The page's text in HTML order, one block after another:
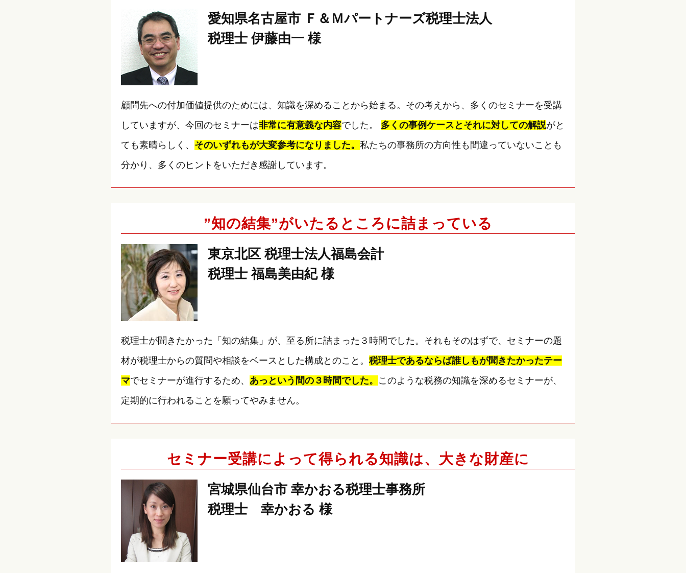
愛知県名古屋市 Ｆ＆Ｍパートナーズ税理士法人
税理士 伊藤由一 様
顧問先への付加価値提供のためには、知識を深めることから始まる。その考えから、多くのセミナーを受講
していますが、今回のセミナーは非常に有意義な内容でした。 多くの事例ケースとそれに対しての解説がと
ても素晴らしく、 そのいずれもが大変参考になりました。 私たちの事務所の方向性も間違っていないことも
分かり、多くのヒントをいただき感謝しています。
”知の結集”がいたるところに詰まっている
東京北区 税理士法人福島会計
税理士 福島美由紀 様
税理士が聞きたかった「知の結集」が、至る所に詰まった３時間でした。それもそのはずで、セミナーの題
材が税理士からの質問や相談をベースとした構成とのこと。 税理士であるならば誰しもが聞きたかったテー
マでセミナーが進行するため、 あっという間の３時間でした。 このような税務の知識を深めるセミナーが、
定期的に行われることを願ってやみません。
セミナー受講によって得られる知識は、大きな財産に
宮城県仙台市 幸かおる税理士事務所
税理士 幸かおる 様